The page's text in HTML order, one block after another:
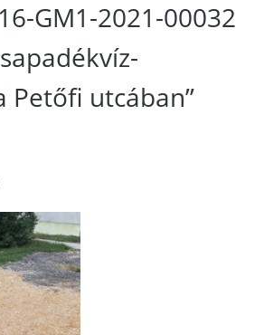
GM1-2021-00032
Petőfi utcában”